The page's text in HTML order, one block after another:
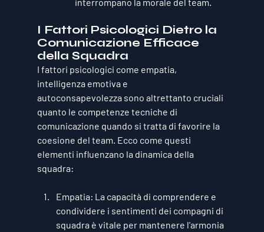
I Fattori Psicologici Dietro la
Comunicazione Efficace
della Squadra
I fattori psicologici come empatia,
intelligenza emotiva e
autoconsapevolezza sono altrettanto cruciali
quanto le competenze tecniche di
comunicazione quando si tratta di favorire la
coesione del team. Ecco come questi
elementi influenzano la dinamica della
squadra:
Empatia: La capacità di comprendere e
condividere i sentimenti dei compagni di
squadra è vitale per mantenere l'armonia